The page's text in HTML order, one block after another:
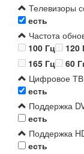
Телевизоры
есть
Частота
100 Гц
120
165 Гц
60
Цифровое ТВ
есть
Поддержка
есть
Поддержка
есть